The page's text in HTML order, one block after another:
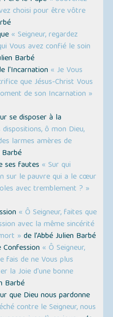
choisi pour être vôtre
« Seigneur, regardez
Vous avez confié le soin
Barbé
l'Incarnation « Je Vous
que Jésus-Christ Vous
de son Incarnation »
se disposer à la
ô mon Dieu,
larmes amères de
Barbé
ses fautes « Sur qui
sur le pauvre qui a le cœur
avec tremblement ? »
« Ô Seigneur, faites que
avec la même sincérité
» de l’Abbé Julien Barbé
« Ô Seigneur,
fais de ne Vous plus
la Joie d'une bonne
Barbé
que Dieu nous pardonne
contre le Seigneur, nous